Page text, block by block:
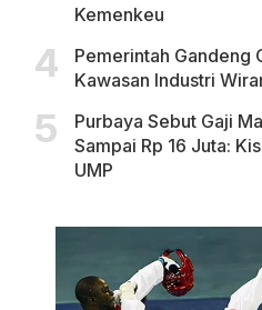
Kemenkeu
Pemerintah Gandeng
Kawasan Industri
Purbaya Sebut Gaji
Sampai Rp 16 Juta:
UMP